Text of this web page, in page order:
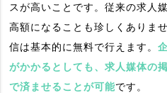
スが高いことです。従来の求人
高額になることも珍しくありま
信は基本的に無料で行えます。
がかかるとしても、求人媒体の
で済ませることが可能です。